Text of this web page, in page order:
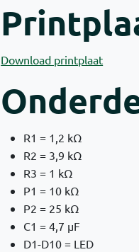
Download printplaat
R1 = 1,2 kΩ
R2 = 3,9 kΩ
R3 = 1 kΩ
P1 = 10 kΩ
P2 = 25 kΩ
C1 = 4,7 µF
D1-D10 = LED